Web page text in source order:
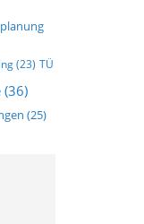
(23) TÜ
(36)
(25)